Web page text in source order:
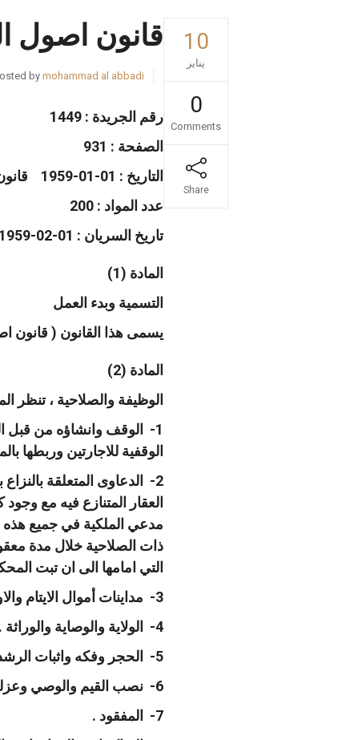
10
يناير
0
Comments
Share
قانون اصول
by mohammad al abbadi
رقم الجريدة : 1449
الصفحة : 931
التاريخ : 01-01-1959 قانون اصول المحاكمات الشرعية وتعديلاته السنة : 1959
عدد المواد : 200
تاريخ السريان : 01-02-1959
المادة (1)
التسمية وبدء العمل
يسمى هذا القانون ( قانون اصول المحاكمات الشرعية
المادة (2)
الوظيفة والصلاحية ، تنظر
1- الوقف وانشاؤه من قبل
الوقفية للاجارتين وربطها
2- الدعاوى المتعلقة
العقار المتنازع فيه مع
مدعي الملكية في جميع هذه
ذات الصلاحية خلال مدة
التي امامها الى ان تبت
3- مداينات أموال الايتام والاوقاف المربوطة بحجج شرعية .
4- الولاية والوصاية والوراثة .
5- الحجر وفكه واثبات الرشد .
6- نصب القيم والوصي وعزلهما .
7- المفقود .